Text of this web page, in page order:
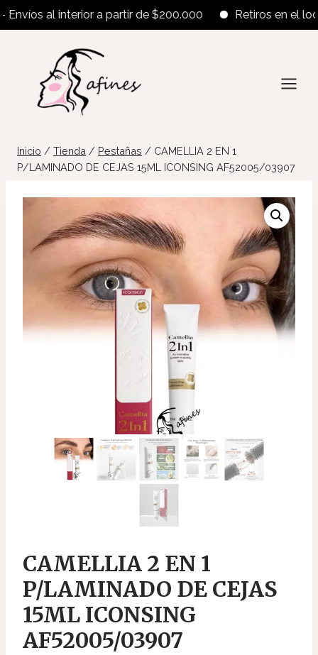
al interior a partir de $200.000 Retiros en el local
contenido
Inicio / Tienda / Pestañas / CAMELLIA 2 EN 1
P/LAMINADO DE CEJAS 15ML ICONSING AF52005/03907
CAMELLIA 2 EN 1
P/LAMINADO DE CEJAS
15ML ICONSING
AF52005/03907